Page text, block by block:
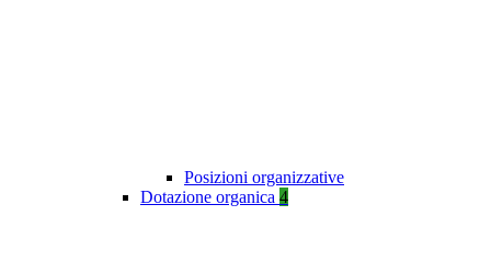
Posizioni organizzative
Dotazione organica 4